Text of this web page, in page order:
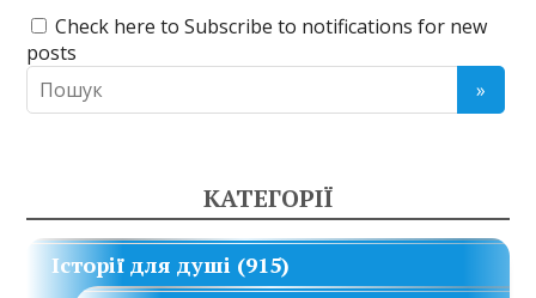
Check here to Subscribe to notifications for new
posts
КАТЕГОРІЇ
Історії для душі (915)